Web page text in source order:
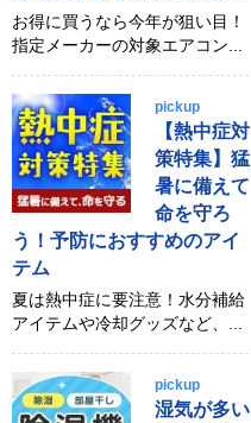
お得に買うなら今年が狙い目！
指定メーカーの対象エアコン...
pickup
【熱中症対
策特集】猛
暑に備えて
命を守ろ
う！予防におすすめのアイ
テム
夏は熱中症に要注意！水分補給
アイテムや冷却グッズなど、...
pickup
湿気が多い